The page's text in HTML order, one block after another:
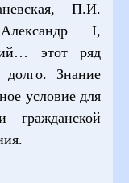
П.И.
I,
этот ряд
Знание
условие для
гражданской